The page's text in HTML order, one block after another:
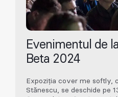
Evenimentul de
Beta 2024
Expoziția cover me softly,
Stănescu, se deschide pe